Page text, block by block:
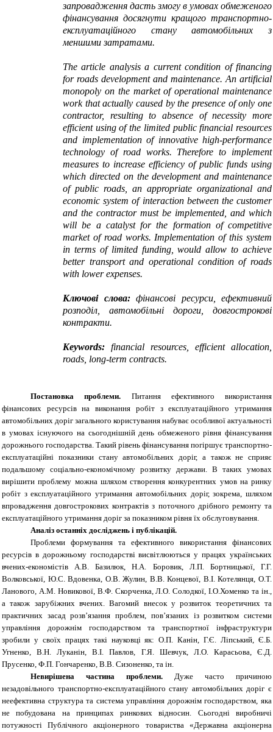
запровадження дасть змогу в умовах обмеженого
фінансування досягнути кращого транспортно-
експлуатаційного стану автомобільних з
меншими затратами.
The article analysis a current condition of financing
for roads development and maintenance. An artificial
monopoly on the market of operational maintenance
work that actually caused by the presence of only one
contractor, resulting to absence of necessity more
efficient using of the limited public financial resources
and implementation of innovative high-performance
technology of road works. Therefore to implement
measures to increase efficiency of public funds using
which directed on the development and maintenance
of public roads, an appropriate organizational and
economic system of interaction between the customer
and the contractor must be implemented, and which
will be a catalyst for the formation of competitive
market of road works. Implementation of this system
in terms of limited funding, would allow to achieve
better transport and operational condition of roads
with lower expenses.
Ключові слова:фінансові ресурси, ефективний
розподіл, автомобільні дороги, довгострокові
контракти.
Keywords: financial resources, efficient allocation,
roads, long-term contracts.
Постановка проблеми. Питання ефективного використання
фінансових ресурсів на виконання робіт з експлуатаційного утримання
автомобільних доріг загального користування набуває особливої актуальності
в умовах існуючого на сьогоднішній день обмеженого рівня фінансування
дорожнього господарства. Такий рівень фінансування погіршує транспортно-
експлуатаційні показники стану автомобільних доріг, а також не сприяє
подальшому соціально-економічному розвитку держави. В таких умовах
вирішити проблему можна шляхом створення конкурентних умов на ринку
робіт з експлуатаційного утримання автомобільних доріг, зокрема, шляхом
впровадження довгострокових контрактів з поточного дрібного ремонту та
експлуатаційного утримання доріг за показником рівня їх обслуговування.
Аналіз останніх досліджень і публікацій.
Проблеми формування та ефективного використання фінансових
ресурсів в дорожньому господарстві висвітлюються у працях українських
вчених-економістів А.В. Базилюк, Н.А. Боровик, Л.П. Бортницької, Г.Г.
Волковської, Ю.С. Вдовенка, О.В. Жулин, В.В. Концевої, В.І. Котелянця, О.Т.
Ланового, А.М. Новикової, В.Ф. Скорченка, Л.О. Солодкої, І.О.Хоменко та ін.,
а також зарубіжних вчених. Вагомий внесок у розвиток теоретичних та
практичних засад розв’язання проблем, пов’язаних із розвитком системи
управління дорожнім господарством та транспортної інфраструктури
зробили у своїх працях такі науковці як: О.П. Канін, Г.Є. Ліпський, Є.Б.
Угненко, В.Н. Луканін, В.І. Павлов, Г.Я. Шевчук, Л.О. Карасьова, Є.Д.
Прусенко, Ф.П. Гончаренко, В.В. Сизоненко, та ін.
Невирішена частина проблеми.Дуже часто причиною
незадовільного транспортно-експлуатаційного стану автомобільних доріг є
неефективна структура та система управління дорожнім господарством, яка
не побудована на принципах ринкових відносин. Сьогодні виробничі
потужності Публічного акціонерного товариства «Державна акціонерна